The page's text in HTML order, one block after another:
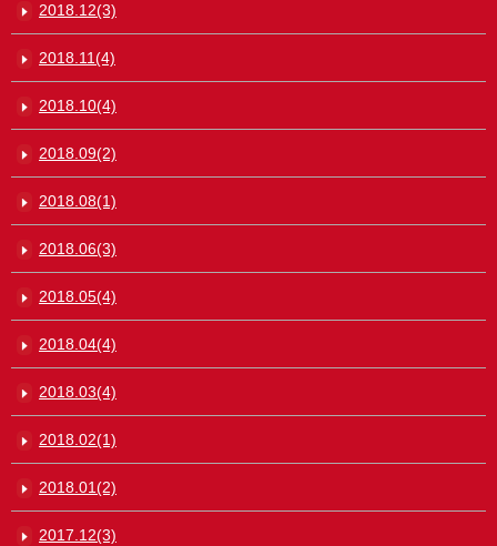
2018.12(3)
2018.11(4)
2018.10(4)
2018.09(2)
2018.08(1)
2018.06(3)
2018.05(4)
2018.04(4)
2018.03(4)
2018.02(1)
2018.01(2)
2017.12(3)